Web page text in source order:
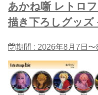
あかね噺 レトロ
描き下ろしグッズ
期間 : 2026年8月7日〜